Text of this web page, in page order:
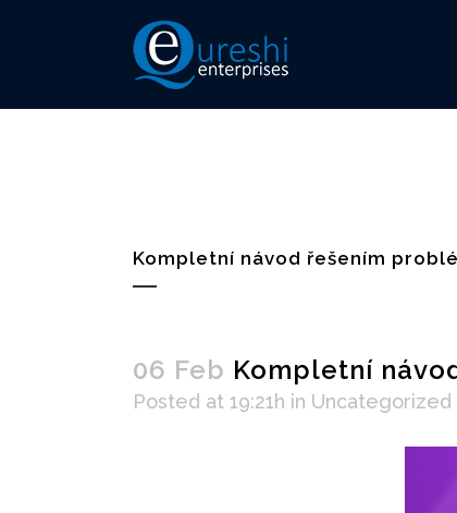
Kompletní návod řešením
06 Feb Kompletní
Posted at 19:21h in Uncategorized